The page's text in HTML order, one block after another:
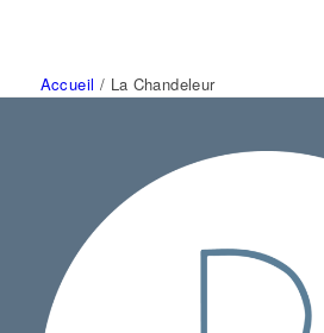
Accueil / La Chandeleur